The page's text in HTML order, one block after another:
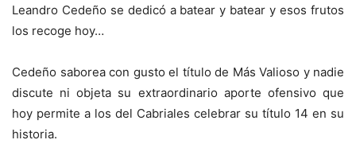
Leandro Cedeño se dedicó a batear y batear y esos frutos
los recoge hoy…
Cedeño saborea con gusto el título de Más Valioso y nadie
discute ni objeta su extraordinario aporte ofensivo que
hoy permite a los del Cabriales celebrar su título 14 en su
historia.